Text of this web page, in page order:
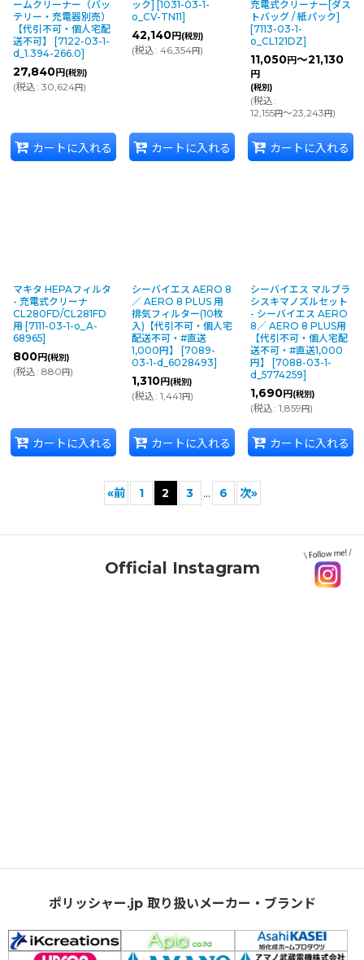
ームクリーナー（バッ
テリー・充電器別売）
【代引不可・個人宅配
送不可】
[7122-03-1-
d_1.394-266.0]
27,840円 (税別)
(税込: 30,624円)
カートに入れる
ック] [1031-03-1-
o_CV-TN11]
42,140円 (税別)
(税込: 46,354円)
カートに入れる
充電式クリーナー[ダス
トバッグ / 紙パック]
[7113-03-1-
o_CL121DZ]
11,050円～21,130
円
(税別)
(税込:
12,155円～23,243円)
カートに入れる
マキタ HEPAフィルタ
- 充電式クリーナ
CL280FD/CL281FD
用 [7111-03-1-o_A-
68965]
800円 (税別)
(税込: 880円)
カートに入れる
シーバイエス AERO 8
／ AERO 8 PLUS 用
排気フィルター(10枚
入)【代引不可・個人宅
配送不可・#直送
1,000円】
[7089-
03-1-d_6028493]
1,310円 (税別)
(税込: 1,441円)
カートに入れる
シーバイエス マルブラ
シスキマノズルセット
- シーバイエス AERO
8／ AERO 8 PLUS用
【代引不可・個人宅配
送不可・#直送1,000
円】
[7088-03-1-
d_5774259]
1,690円 (税別)
(税込: 1,859円)
カートに入れる
«前 1 2 3 ... 6 次»
Official Instagram
ポリッシャー.jp 取り扱いメーカー・ブランド